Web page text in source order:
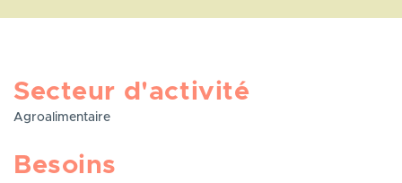
Secteur d'activité
Agroalimentaire
Besoins